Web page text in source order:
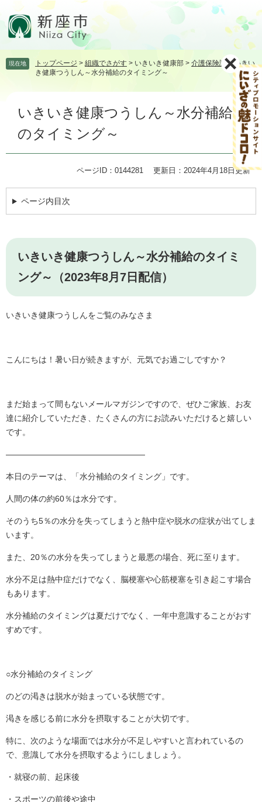
頭飛 現在地 トップページ > 組織でさがす > いきいき健康部 > 介護保険課 >いきい
き健康つうしん～水分補給のタイミング～
いきいき健康つうしん～水分補給
のタイミング～
ページID：0144281 更新日：2024年4月18日更新
ページ内目次
いきいき健康つうしん～水分補給のタイミ
ング～（2023年8月7日配信）
いきいき健康つうしんをご覧のみなさま
こんにちは！暑い日が続きますが、元気でお過ごしですか？
まだ始まって間もないメールマガジンですので、ぜひご家族、お友
達に紹介していただき、たくさんの方にお読みいただけると嬉しい
です。
―――――――――――――――――
本日のテーマは、「水分補給のタイミング」です。
人間の体の約60％は水分です。
そのうち5％の水分を失ってしまうと熱中症や脱水の症状が出てしま
います。
また、20％の水分を失ってしまうと最悪の場合、死に至ります。
水分不足は熱中症だけでなく、脳梗塞や心筋梗塞を引き起こす場合
もあります。
水分補給のタイミングは夏だけでなく、一年中意識することがおす
すめです。
○水分補給のタイミング
のどの渇きは脱水が始まっている状態です。
渇きを感じる前に水分を摂取することが大切です。
特に、次のような場面では水分が不足しやすいと言われているの
で、意識して水分を摂取するようにしましょう。
・就寝の前、起床後
・スポーツの前後や途中